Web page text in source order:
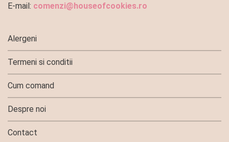
E-mail: comenzi@houseofcookies.ro
Alergeni
Termeni si conditii
Cum comand
Despre noi
Contact